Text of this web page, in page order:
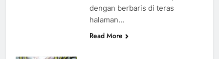
dengan berbaris di teras
halaman…
Read More